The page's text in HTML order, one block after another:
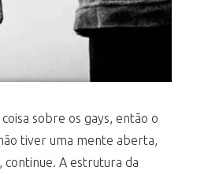
sobre os gays, então o
tiver uma mente aberta,
A estrutura da